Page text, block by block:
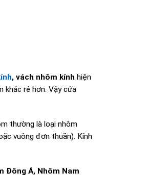
, vách nhôm kính hiện
khác rẻ hơn. Vậy cửa
thường là loại nhôm
vuông đơn thuần). Kính
Đông Á, Nhôm Nam